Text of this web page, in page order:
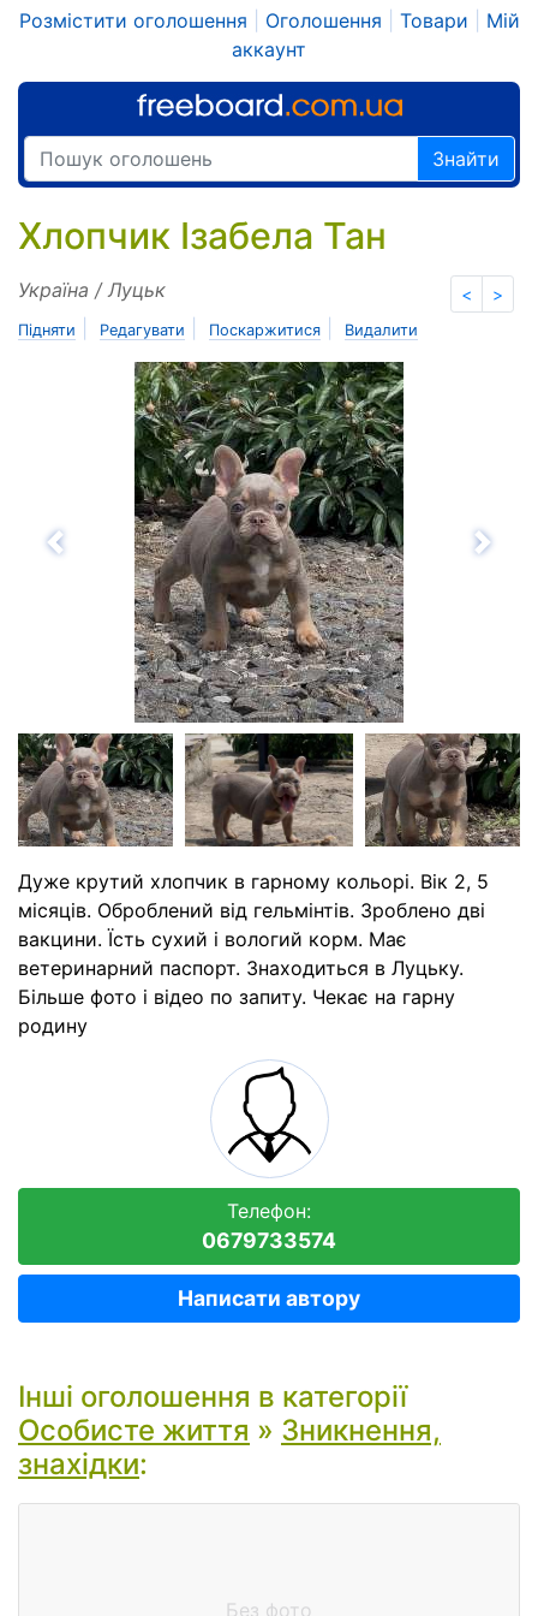
Розмістити оголошення Оголошення Товари
Мій
аккаунт
Знайти
Хлопчик Ізабела Тан
< >
Україна / Луцьк
Підняти Редагувати Поскаржитися Видалити
Назад
Дуже крутий хлопчик в гарному кольорі. Вік 2, 5
місяців. Оброблений від гельмінтів. Зроблено дві
вакцини. Їсть сухий і вологий корм. Має
ветеринарний паспорт. Знаходиться в Луцьку.
Більше фото і відео по запиту. Чекає на гарну
родину
Телефон:
0679733574
Написати автору
Інші оголошення в категорії
Особисте життя » Зникнення,
знахідки:
Без фото